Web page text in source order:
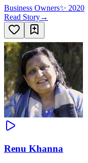
Business Owners✨ 2020
Read Story→
Renu Khanna